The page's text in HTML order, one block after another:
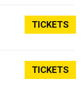
TICKETS
TICKETS